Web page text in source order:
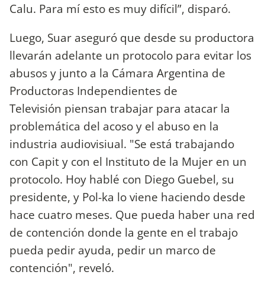
Calu. Para mí esto es muy difícil”, disparó.
Luego, Suar aseguró que desde su productora
llevarán adelante un protocolo para evitar los
abusos y junto a la Cámara Argentina de
Productoras Independientes de
Televisión piensan trabajar para atacar la
problemática del acoso y el abuso en la
industria audiovisiual. "Se está trabajando
con Capit y con el Instituto de la Mujer en un
protocolo. Hoy hablé con Diego Guebel, su
presidente, y Pol-ka lo viene haciendo desde
hace cuatro meses. Que pueda haber una red
de contención donde la gente en el trabajo
pueda pedir ayuda, pedir un marco de
contención", reveló.